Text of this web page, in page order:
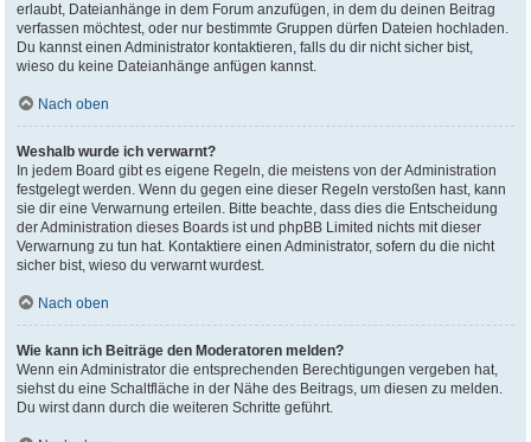
erlaubt, Dateianhänge in dem Forum anzufügen, in dem du deinen Beitrag
verfassen möchtest, oder nur bestimmte Gruppen dürfen Dateien hochladen.
Du kannst einen Administrator kontaktieren, falls du dir nicht sicher bist,
wieso du keine Dateianhänge anfügen kannst.
Nach oben
Weshalb wurde ich verwarnt?
In jedem Board gibt es eigene Regeln, die meistens von der Administration
festgelegt werden. Wenn du gegen eine dieser Regeln verstoßen hast, kann
sie dir eine Verwarnung erteilen. Bitte beachte, dass dies die Entscheidung
der Administration dieses Boards ist und phpBB Limited nichts mit dieser
Verwarnung zu tun hat. Kontaktiere einen Administrator, sofern du die nicht
sicher bist, wieso du verwarnt wurdest.
Nach oben
Wie kann ich Beiträge den Moderatoren melden?
Wenn ein Administrator die entsprechenden Berechtigungen vergeben hat,
siehst du eine Schaltfläche in der Nähe des Beitrags, um diesen zu melden.
Du wirst dann durch die weiteren Schritte geführt.